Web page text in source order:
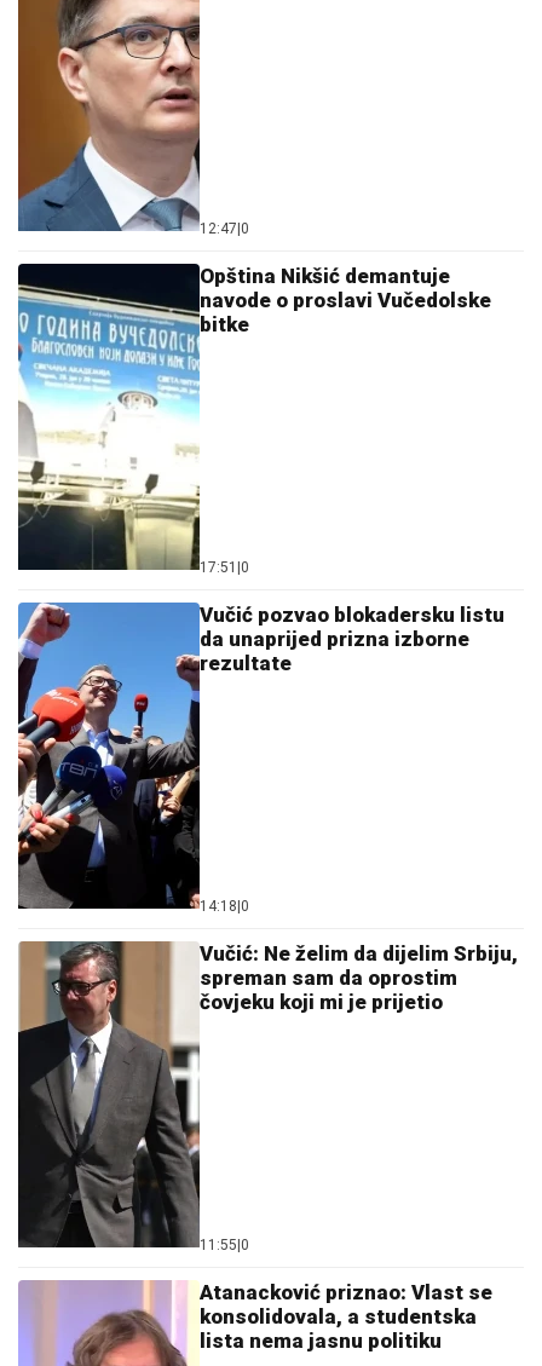
12:47 0
Opština Nikšić demantuje
navode o proslavi Vučedolske
bitke
17:51 0
Vučić pozvao blokadersku listu
da unaprijed prizna izborne
rezultate
14:18 0
Vučić: Ne želim da dijelim Srbiju,
spreman sam da oprostim
čovjeku koji mi je prijetio
11:55 0
Atanacković priznao: Vlast se
konsolidovala, a studentska
lista nema jasnu politiku